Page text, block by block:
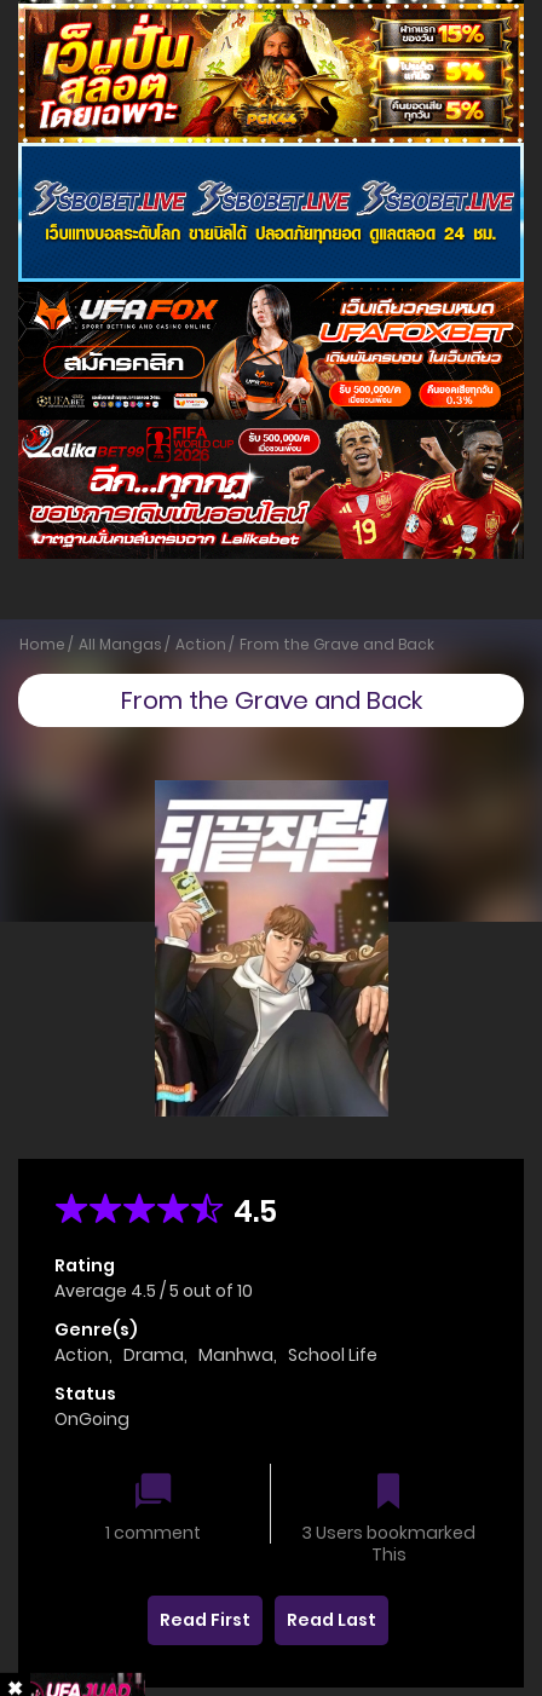
Home All Mangas Action From the Grave and Back
From the Grave and Back
4.5
Rating
Average 4.5 /5 out of 10
Genre(s)
Action, Drama, Manhwa, School Life
Status
OnGoing
1 comment
3 Users bookmarked
This
Read First Read Last